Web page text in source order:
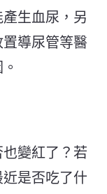
生血尿，另
導尿管等醫
變紅了？若
是否吃了什